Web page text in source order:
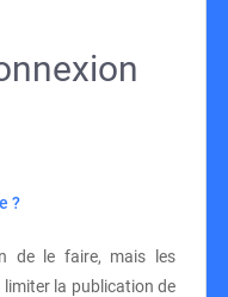
?
de le faire, mais les
la publication de